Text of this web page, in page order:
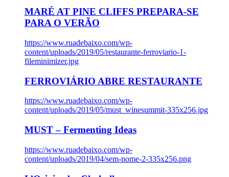
MARÉ AT PINE CLIFFS PREPARA-SE
PARA O VERÃO
https://www.ruadebaixo.com/wp-
content/uploads/2019/05/restaurante-ferroviario-1-
fileminimizer.jpg
FERROVIÁRIO ABRE RESTAURANTE
https://www.ruadebaixo.com/wp-
content/uploads/2019/05/must_winesummit-335x256.jpg
MUST – Fermenting Ideas
https://www.ruadebaixo.com/wp-
content/uploads/2019/04/sem-nome-2-335x256.png